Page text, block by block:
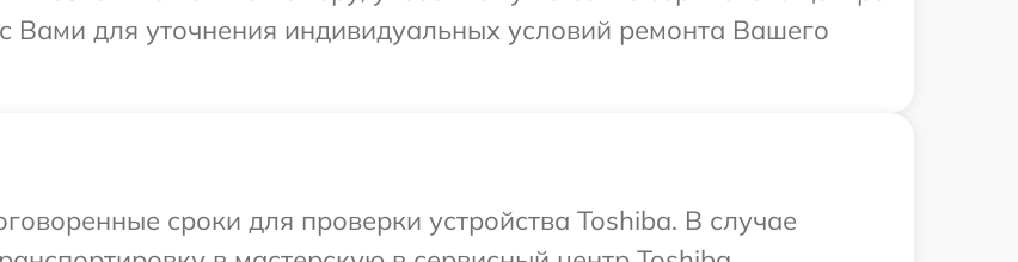
Вами для уточнения индивидуальных условий ремонта Вашего
сроки для проверки устройства Toshiba. В случае